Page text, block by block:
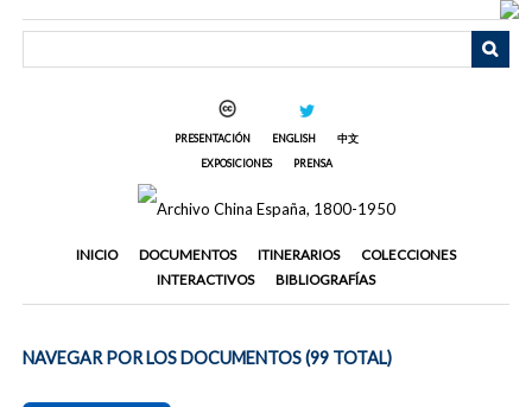
PRESENTACIÓN ENGLISH
中文
EXPOSICIONES
PRENSA
INICIO DOCUMENTOS ITINERARIOS
COLECCIONES
INTERACTIVOS
BIBLIOGRAFÍAS
NAVEGAR POR LOS DOCUMENTOS (99 TOTAL)